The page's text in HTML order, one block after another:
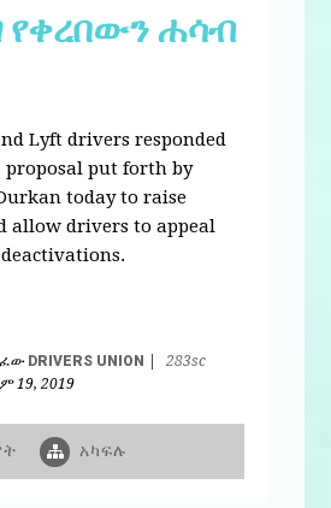
ሐሳብ
Lyft drivers responded
proposal put forth by
today to raise
allow drivers to appeal
DRIVERS UNION
283sc
19, 2019
አካፍሉ